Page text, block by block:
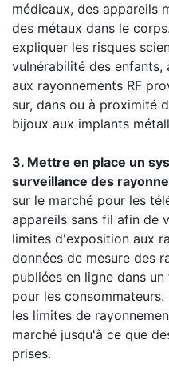
médicaux, des appareils
des métaux dans le
expliquer les risques
vulnérabilité des
aux rayonnements RF
sur, dans ou à proximité
bijoux aux implants
3. Mettre en place un
surveillance des
sur le marché pour les
appareils sans fil afin de
limites d'exposition aux
données de mesure des
publiées en ligne dans
pour les
les limites de
marché jusqu'à ce que
prises.